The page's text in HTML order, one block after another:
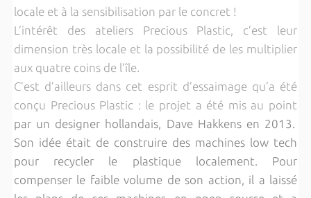
locale et à la sensibilisation par le concret !
L’intérêt des ateliers Precious Plastic, c’est leur
dimension très locale et la possibilité de les multiplier
aux quatre coins de l’île.
C’est d’ailleurs dans cet esprit d’essaimage qu’a été
conçu Precious Plastic : le projet a été mis au point
par un designer hollandais, Dave Hakkens en 2013.
Son idée était de construire des machines low tech
pour recycler le plastique localement. Pour
compenser le faible volume de son action, il a laissé